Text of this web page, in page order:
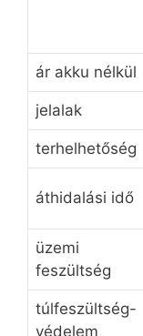
ár akku nélkül
jelalak
terhelhetőség
áthidalási idő
üzemi
feszültség
túlfeszültség-
védelem